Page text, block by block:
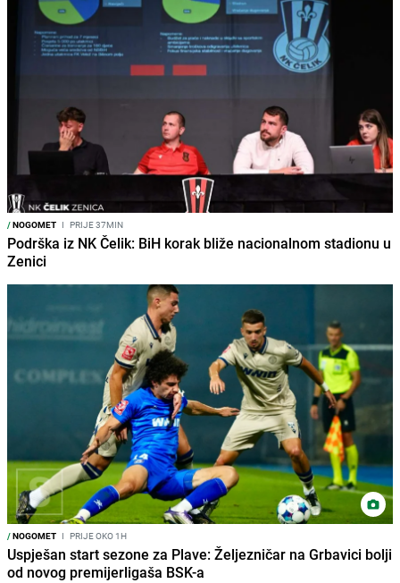
/NOGOMET I PRIJE 37MIN
Podrška iz NK Čelik: BiH korak bliže nacionalnom stadionu u
Zenici
/NOGOMET I PRIJE OKO 1H
Uspješan start sezone za Plave: Željezničar na Grbavici bolji
od novog premijerligaša BSK-a